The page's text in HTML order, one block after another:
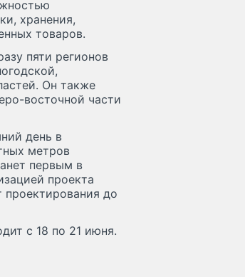
хранения,
товаров.
пяти регионов
Он также
восточной части
день в
метров
первым в
проекта
проектирования до
с 18 по 21 июня.